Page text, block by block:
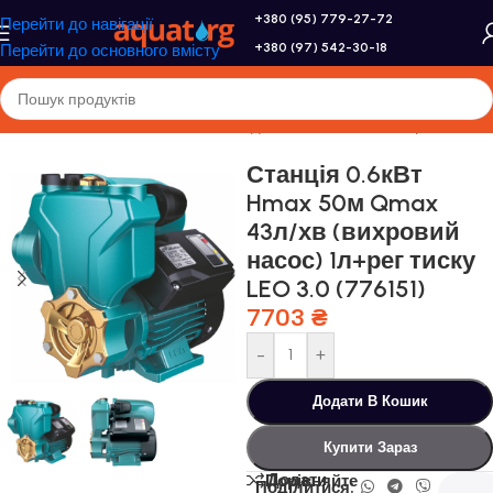
Перейти до навігації
Перейти до основного вмісту
+380 (95) 779-27-72
+380 (97) 542-30-18
Головна/Насоси та насосне обладнання/Насосні станції
Станція 0.6кВт
Hmax 50м Qmax
43л/хв (вихровий
насос) 1л+рег тиску
LEO 3.0 (776151)
7703 ₴
- +
Додати В Кошик
Купити Зараз
Порівняйте
Додати
Поділитися: